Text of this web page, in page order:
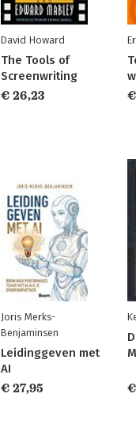
David Howard
The Tools of
Screenwriting
€ 26,23
Joris Merks-
Benjaminsen
Leidinggeven met
AI
€ 27,95